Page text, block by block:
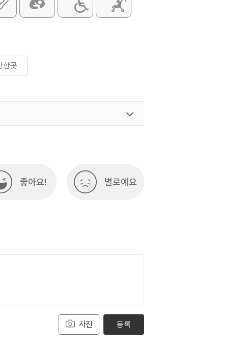
한곳
좋아요! 별로예요
사진 등록